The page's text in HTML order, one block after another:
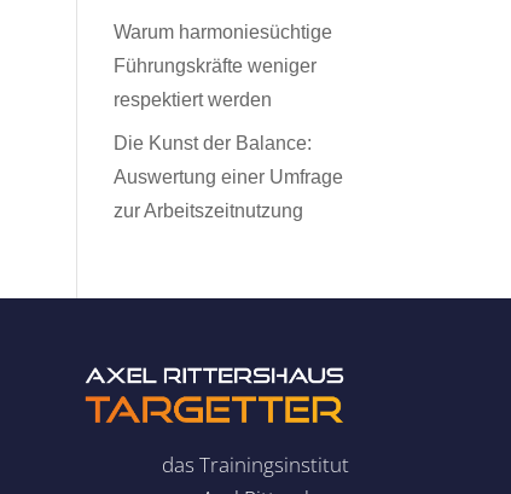
Warum harmoniesüchtige
Führungskräfte weniger
respektiert werden
Die Kunst der Balance:
Auswertung einer Umfrage
zur Arbeitszeitnutzung
das Trainingsinstitut